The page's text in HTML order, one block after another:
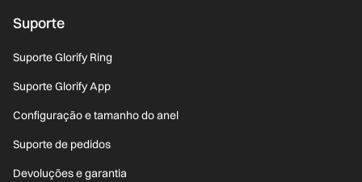
Suporte
Suporte Glorify Ring
Suporte Glorify App
Configuração e tamanho do anel
Suporte de pedidos
Devoluções e garantia